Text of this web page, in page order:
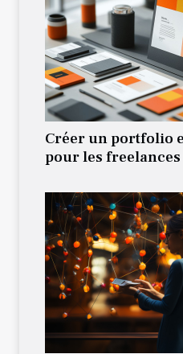
Créer un portfolio
pour les